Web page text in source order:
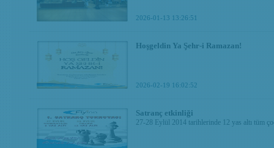
2026-01-13 13:26:51
Hoşgeldin Ya Şehr-i Ramazan!
2026-02-19 16:02:52
Satranç etkinliği
27-28 Eylül 2014 tarihlerinde 12 yas altı tüm